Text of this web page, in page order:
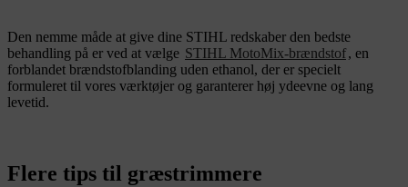
Den nemme måde at give dine STIHL redskaber den bedste
behandling på er ved at vælge STIHL MotoMix-brændstof, en
forblandet brændstofblanding uden ethanol, der er specielt
formuleret til vores værktøjer og garanterer høj ydeevne og lang
levetid.
Flere tips til græstrimmere